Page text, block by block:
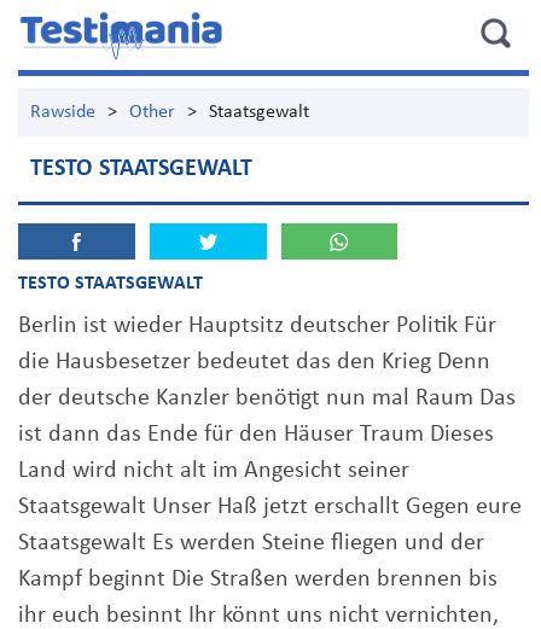
Rawside > Other > Staatsgewalt
TESTO STAATSGEWALT
TESTO STAATSGEWALT
Berlin ist wieder Hauptsitz deutscher Politik Für
die Hausbesetzer bedeutet das den Krieg Denn
der deutsche Kanzler benötigt nun mal Raum Das
ist dann das Ende für den Häuser Traum Dieses
Land wird nicht alt im Angesicht seiner
Staatsgewalt Unser Haß jetzt erschallt Gegen eure
Staatsgewalt Es werden Steine fliegen und der
Kampf beginnt Die Straßen werden brennen bis
ihr euch besinnt Ihr könnt uns nicht vernichten,